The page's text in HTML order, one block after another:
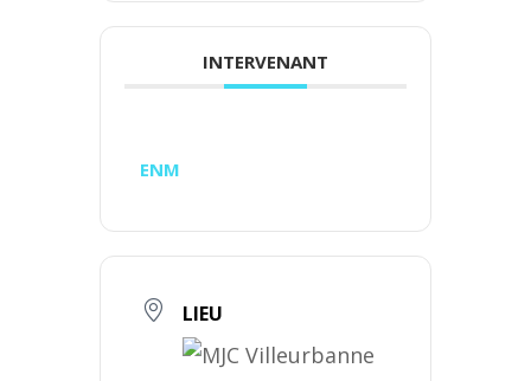
INTERVENANT
ENM
LIEU